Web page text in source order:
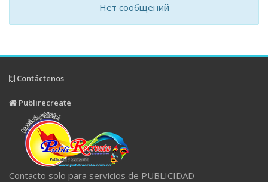
Нет сообщений
Contáctenos
Publirecreate
Contacto solo para servicios de PUBLICIDAD